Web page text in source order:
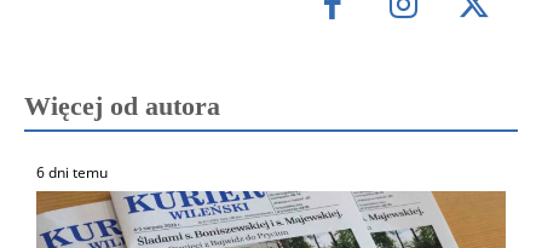
Więcej od autora
6 dni temu